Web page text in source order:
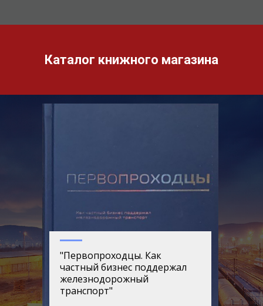
Каталог книжного магазина
"Первопроходцы. Как
частный бизнес поддержал
железнодорожный
транспорт"